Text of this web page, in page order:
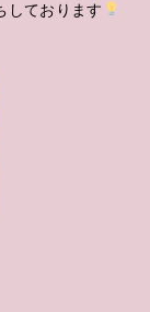
しております